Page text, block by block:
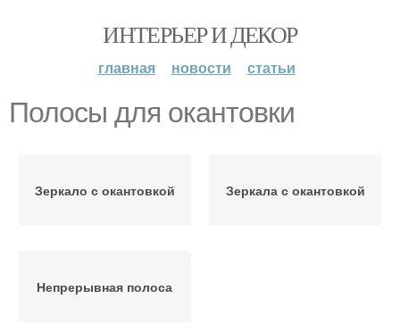
ИНТЕРЬЕР И ДЕКОР
главная новости статьи
Полосы для окантовки
Зеркало с окантовкой Зеркала с окантовкой
Непрерывная полоса